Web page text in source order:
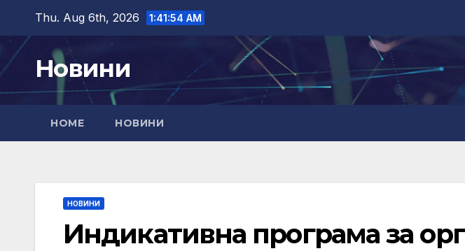
content
Thu. Aug 6th, 2026 1:41:55 AM
Новини
HOME НОВИНИ
НОВИНИ
Индикативна програма за